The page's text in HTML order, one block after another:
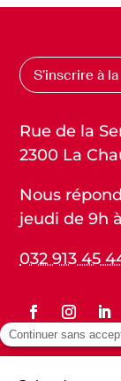
S’inscrire à
Rue de la
2300 La
Nous
jeudi de 9h
032 913 45